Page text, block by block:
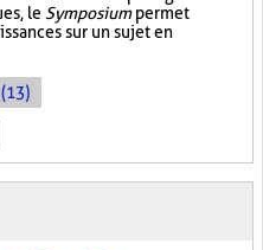
le Symposiumpermet
sur un sujet en